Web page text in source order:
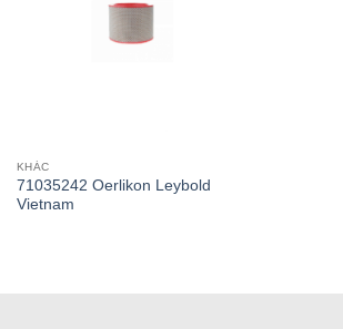
KHÁC
71035242 Oerlikon Leybold
Vietnam